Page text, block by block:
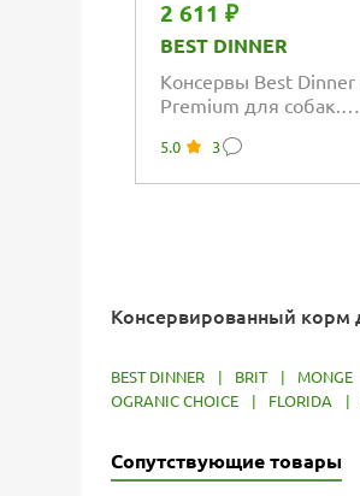
2 611 ₽
BEST DINNER
Консервы Best Dinner
Premium для собак.
5.0 3
Консервированный корм
BEST DINNER BRIT MONGE
OGRANIC CHOICE
FLORIDA
Сопутствующие товары